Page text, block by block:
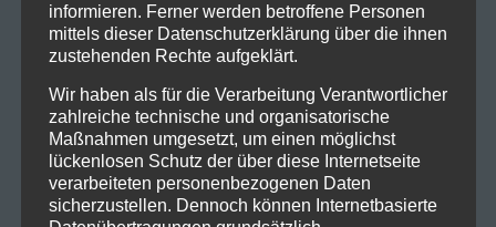
Songs wie „ich bin eine Biene“, „ne Leiche“,
„eigentlich wollte ich nie ein Liebeslied schreiben“,
denken“ luden zum Mitsingen ein, aber auch für die
einen oder anderen romantischen Gefühle.
Danach ging es wieder weiter mit fetter Party und
Hits aus dem Album „Die unendlichste Geschichte“.
informieren. Ferner werden betroffene Personen
mittels dieser Datenschutzerklärung über die ihnen
zustehenden Rechte aufgeklärt.
Wir haben als für die Verarbeitung Verantwortlicher
zahlreiche technische und organisatorische
Maßnahmen umgesetzt, um einen möglichst
lückenlosen Schutz der über diese Internetseite
verarbeiteten personenbezogenen Daten
sicherzustellen. Dennoch können Internetbasierte